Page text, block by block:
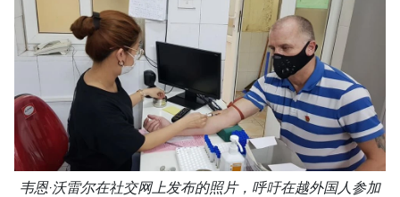
韦恩·沃雷尔在社交网上发布的照片，呼吁在越外国人参加